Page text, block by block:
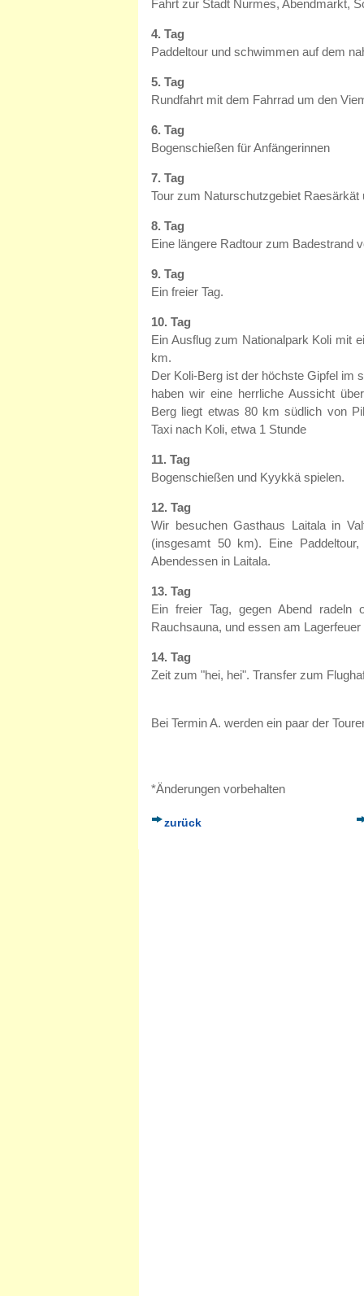
Fahrt zur Stadt Nurmes, Abendmarkt,
4. Tag
Paddeltour und schwimmen auf dem
5. Tag
Rundfahrt mit dem Fahrrad um den
6. Tag
Bogenschießen für Anfängerinnen
7. Tag
Tour zum Naturschutzgebiet
8. Tag
Eine längere Radtour zum Badestrand
9. Tag
Ein freier Tag.
10. Tag
Ein Ausflug zum Nationalpark Koli mit
km.
Der Koli-Berg ist der höchste Gipfel im
haben wir eine herrliche Aussicht
Berg liegt etwas 80 km südlich von
Taxi nach Koli, etwa 1 Stunde
11. Tag
Bogenschießen und Kyykkä spielen.
12. Tag
Wir besuchen Gasthaus Laitala in
(insgesamt 50 km). Eine
Abendessen in Laitala.
13. Tag
Ein freier Tag, gegen Abend radeln
Rauchsauna, und essen am
14. Tag
Zeit zum "hei, hei". Transfer zum
Bei Termin A. werden ein paar der
*Änderungen vorbehalten
zurück